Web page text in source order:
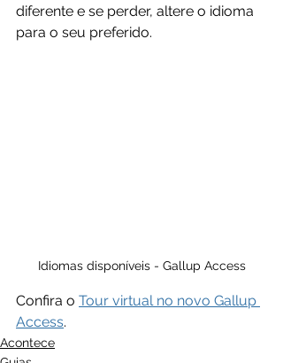
diferente e se perder, altere o idioma
para o seu preferido.
Idiomas disponíveis - Gallup Access
Confira o Tour virtual no novo Gallup
Access.
Acontece